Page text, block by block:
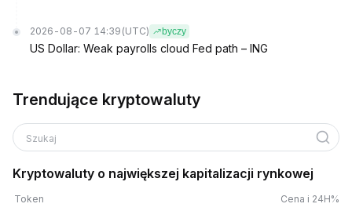
2026-08-07 14:39 (UTC) byczy
US Dollar: Weak payrolls cloud Fed path – ING
Trendujące kryptowaluty
Szukaj
Kryptowaluty o największej kapitalizacji rynkowej
Token Cena i 24H%